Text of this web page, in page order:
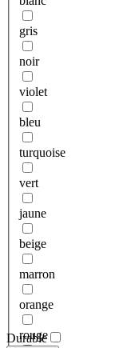
gris
noir
violet
bleu
turquoise
vert
jaune
beige
marron
orange
rouge
Durable